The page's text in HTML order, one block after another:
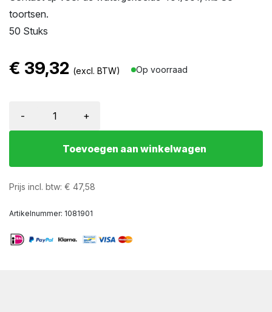
toortsen.
50 Stuks
€ 39,32 (excl. BTW) Op voorraad
- +
Toevoegen aan winkelwagen
Prijs incl. btw: € 47,58
Artikelnummer: 1081901